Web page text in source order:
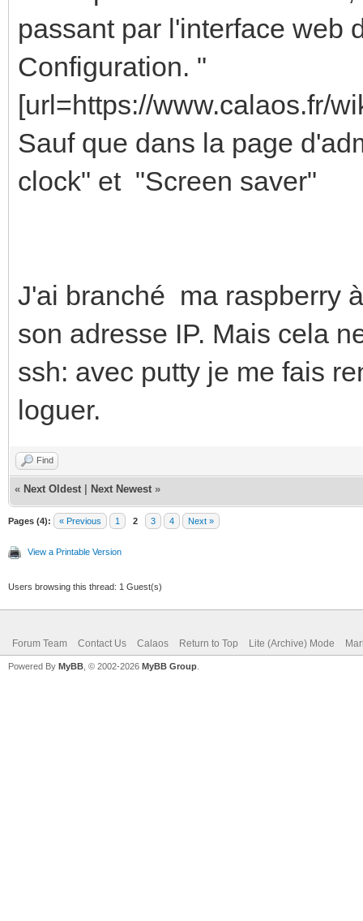
passant par l'interface web
Configuration. "
[url=https://www.calaos.fr/
Sauf que dans la page
clock" et "Screen saver"
J'ai branché ma raspberry
son adresse IP. Mais cela
ssh: avec putty je me fais
loguer.
Find
« Next Oldest Next Newest »
Pages (4): « Previous 1 2 3 4 Next »
View a Printable Version
Users browsing this thread: 1 Guest(s)
Forum Team Contact Us Calaos Return to Top Lite (Archive) Mode
Powered By MyBB , © 2002-2026 MyBB Group